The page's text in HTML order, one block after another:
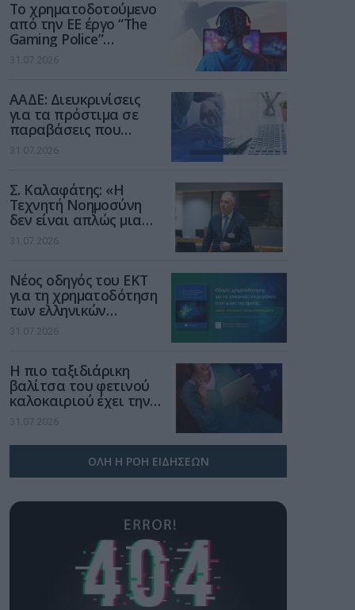
Το χρηματοδοτούμενο
από την ΕΕ έργο “The
Gaming Police”
ενισχύει την ασφάλεια
των παιδιών στο
31.07.2026
ΑΑΔΕ: Διευκρινίσεις
για τα πρόστιμα σε
παραβάσεις που
αφορούν τους ΦΗΜ
31.07.2026
Σ. Καλαφάτης: «Η
Τεχνητή Νοημοσύνη
δεν είναι απλώς μια
νέα τεχνολογία, είναι
μια νέα βιομηχανική
31.07.2026
Νέος οδηγός του ΕΚΤ
για τη χρηματοδότηση
των ελληνικών
επιχειρήσεων στον
χώρο της άμυνας
31.07.2026
Η πιο ταξιδιάρικη
βαλίτσα του φετινού
καλοκαιριού έχει την
υπογραφή της Xiaomi
31.07.2026
ΟΛΗ Η ΡΟΗ ΕΙΔΗΣΕΩΝ